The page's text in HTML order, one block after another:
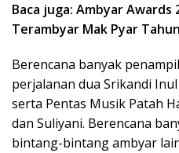
Baca juga: Ambyar
Terambyar Mak Pyar
Berencana banyak
perjalanan dua Srikandi
serta Pentas Musik Patah
dan Suliyani. Berencana
bintang-bintang ambyar